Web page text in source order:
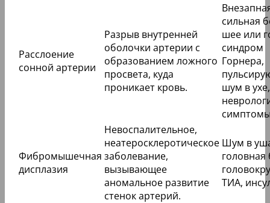
Расслоение
сонной артерии
Разрыв внутренней
оболочки артерии с
образованием ложного
просвета, куда
проникает кровь.
сильная
шее или
синдром
Горнера,
шум в ухе,
Фибромышечная
дисплазия
Невоспалительное,
неатеросклеротическое
заболевание,
вызывающее
аномальное развитие
стенок артерий.
Шум в
головная
ТИА,